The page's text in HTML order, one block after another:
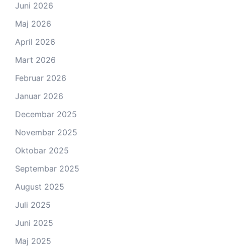
Juni 2026
Maj 2026
April 2026
Mart 2026
Februar 2026
Januar 2026
Decembar 2025
Novembar 2025
Oktobar 2025
Septembar 2025
August 2025
Juli 2025
Juni 2025
Maj 2025